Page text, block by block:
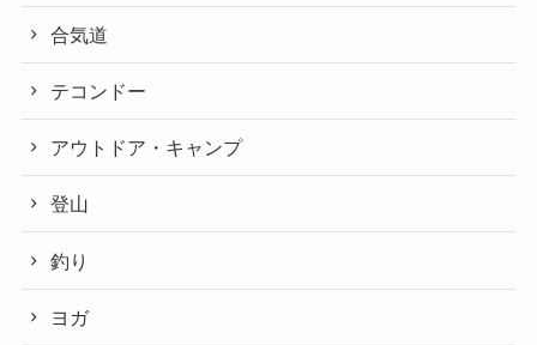
合気道
テコンドー
アウトドア・キャンプ
登山
釣り
ヨガ